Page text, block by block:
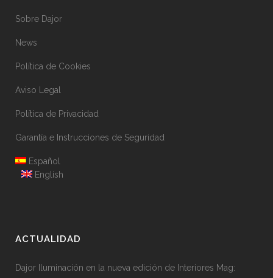
Sobre Dajor
News
Política de Cookies
Aviso Legal
Política de Privacidad
Garantía e Instrucciones de Seguridad
Español
English
ACTUALIDAD
Dajor Iluminación en la nueva edición de Interiores Mag: